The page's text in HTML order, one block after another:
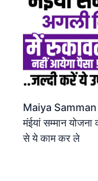
Maiya
मंईयां सम्मान
से ये काम कर ले